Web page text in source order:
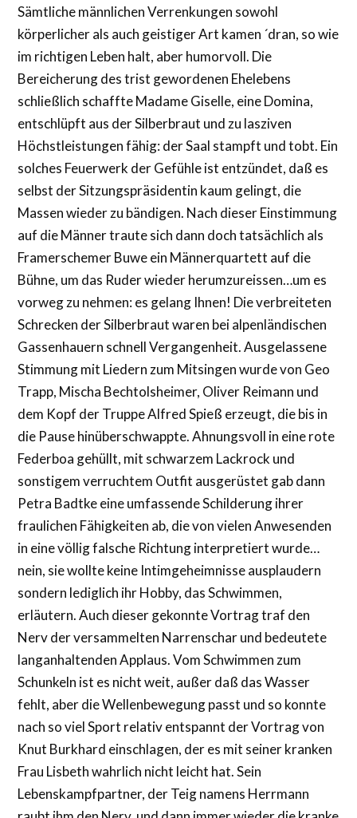
Sämtliche männlichen Verrenkungen sowohl
körperlicher als auch geistiger Art kamen ´dran, so wie
im richtigen Leben halt, aber humorvoll. Die
Bereicherung des trist gewordenen Ehelebens
schließlich schaffte Madame Giselle, eine Domina,
entschlüpft aus der Silberbraut und zu lasziven
Höchstleistungen fähig: der Saal stampft und tobt. Ein
solches Feuerwerk der Gefühle ist entzündet, daß es
selbst der Sitzungspräsidentin kaum gelingt, die
Massen wieder zu bändigen. Nach dieser Einstimmung
auf die Männer traute sich dann doch tatsächlich als
Framerschemer Buwe ein Männerquartett auf die
Bühne, um das Ruder wieder herumzureissen…um es
vorweg zu nehmen: es gelang Ihnen! Die verbreiteten
Schrecken der Silberbraut waren bei alpenländischen
Gassenhauern schnell Vergangenheit. Ausgelassene
Stimmung mit Liedern zum Mitsingen wurde von Geo
Trapp, Mischa Bechtolsheimer, Oliver Reimann und
dem Kopf der Truppe Alfred Spieß erzeugt, die bis in
die Pause hinüberschwappte. Ahnungsvoll in eine rote
Federboa gehüllt, mit schwarzem Lackrock und
sonstigem verruchtem Outfit ausgerüstet gab dann
Petra Badtke eine umfassende Schilderung ihrer
fraulichen Fähigkeiten ab, die von vielen Anwesenden
in eine völlig falsche Richtung interpretiert wurde…
nein, sie wollte keine Intimgeheimnisse ausplaudern
sondern lediglich ihr Hobby, das Schwimmen,
erläutern. Auch dieser gekonnte Vortrag traf den
Nerv der versammelten Narrenschar und bedeutete
langanhaltenden Applaus. Vom Schwimmen zum
Schunkeln ist es nicht weit, außer daß das Wasser
fehlt, aber die Wellenbewegung passt und so konnte
nach so viel Sport relativ entspannt der Vortrag von
Knut Burkhard einschlagen, der es mit seiner kranken
Frau Lisbeth wahrlich nicht leicht hat. Sein
Lebenskampfpartner, der Teig namens Herrmann